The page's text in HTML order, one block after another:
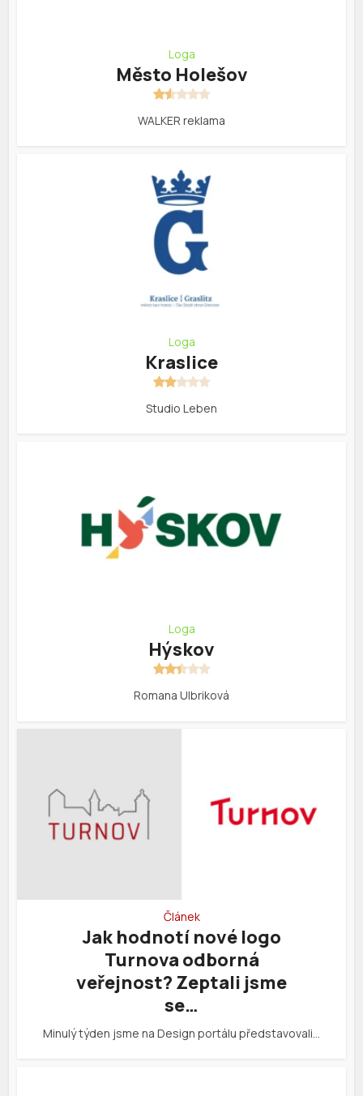
Loga
Město Holešov
WALKER reklama
Loga
Kraslice
Studio Leben
Loga
Hýskov
Romana Ulbriková
Článek
Jak hodnotí nové logo
Turnova odborná
veřejnost? Zeptali jsme
se…
Minulý týden jsme na Design portálu představovali…